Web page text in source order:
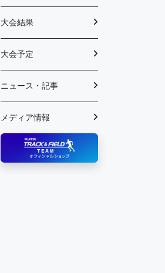
大会結果
大会予定
ニュース・記事
メディア情報